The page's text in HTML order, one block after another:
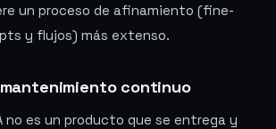
un proceso de afinamiento (fine-
y flujos) más extenso.
continuo
no es un producto que se entrega y